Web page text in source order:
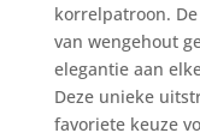
korrelpatroon.
van wengehout
elegantie aan
Deze unieke
favoriete keuze